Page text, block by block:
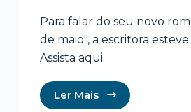
Para falar do seu novo
de maio", a escritora
Assista aqui.
Ler Mais